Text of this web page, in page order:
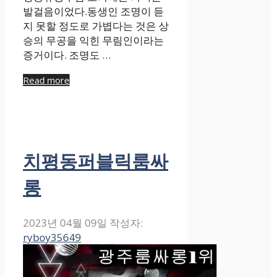
발걸음이었다.동생인 조명이 듣
지 못할 정도로 가볍다는 것은 상
승의 무공을 익힌 무림인이라는
증거이다. 조명도 …
Read more
치평동퍼블릭룸싸
롱
2023년 04월 09일 작성자:
ryboy35649